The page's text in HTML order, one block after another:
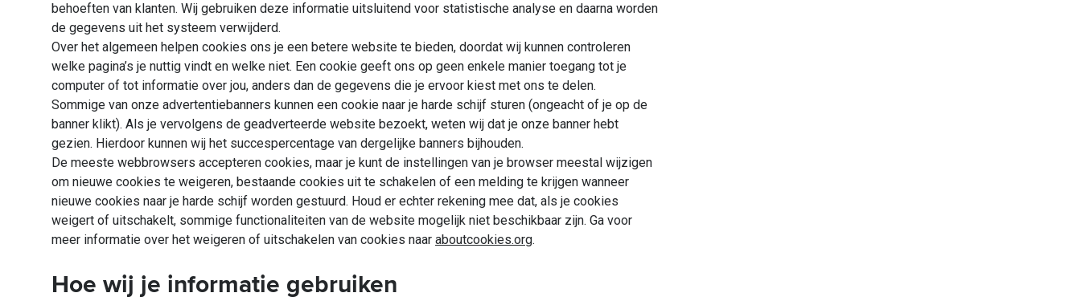
behoeften van klanten. Wij gebruiken deze informatie uitsluitend voor statistische analyse en daarna worden
de gegevens uit het systeem verwijderd.
Over het algemeen helpen cookies ons je een betere website te bieden, doordat wij kunnen controleren
welke pagina’s je nuttig vindt en welke niet. Een cookie geeft ons op geen enkele manier toegang tot je
computer of tot informatie over jou, anders dan de gegevens die je ervoor kiest met ons te delen.
Sommige van onze advertentiebanners kunnen een cookie naar je harde schijf sturen (ongeacht of je op de
banner klikt). Als je vervolgens de geadverteerde website bezoekt, weten wij dat je onze banner hebt
gezien. Hierdoor kunnen wij het succespercentage van dergelijke banners bijhouden.
De meeste webbrowsers accepteren cookies, maar je kunt de instellingen van je browser meestal wijzigen
om nieuwe cookies te weigeren, bestaande cookies uit te schakelen of een melding te krijgen wanneer
nieuwe cookies naar je harde schijf worden gestuurd. Houd er echter rekening mee dat, als je cookies
weigert of uitschakelt, sommige functionaliteiten van de website mogelijk niet beschikbaar zijn. Ga voor
meer informatie over het weigeren of uitschakelen van cookies naar aboutcookies.org.
Hoe wij je informatie gebruiken